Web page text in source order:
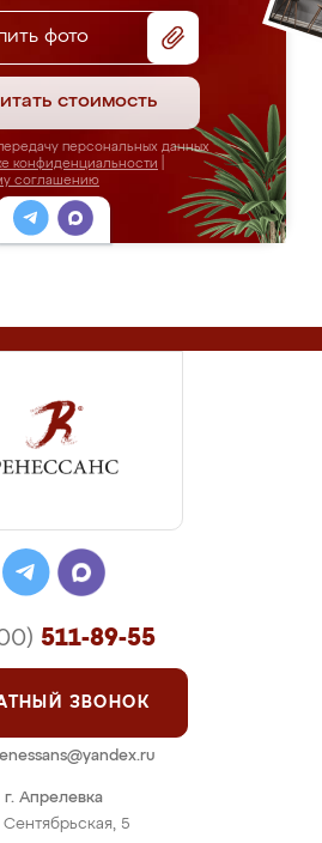
фото
стоимость
персональных данных
конфиденциальности
соглашению
г. Апрелевка
Сентябрьская, 5
511-89-55
ЗВОНОК